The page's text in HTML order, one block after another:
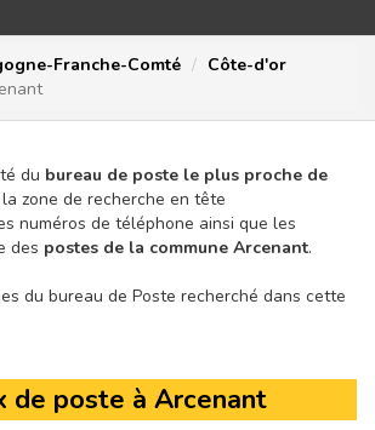
Franche-Comté
Côte-d'or
du bureau de poste le plus proche de
zone de recherche en tête
numéros de téléphone ainsi que les
des postes de la commune Arcenant.
du bureau de Poste recherché dans cette
de poste à Arcenant